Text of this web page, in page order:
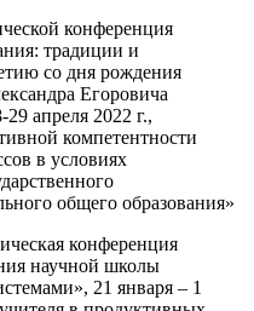
конференция
традиции и
со дня рождения
Егоровича
апреля 2022 г.,
компетентности
в условиях
общего образования»
конференция
научной школы
21 января – 1